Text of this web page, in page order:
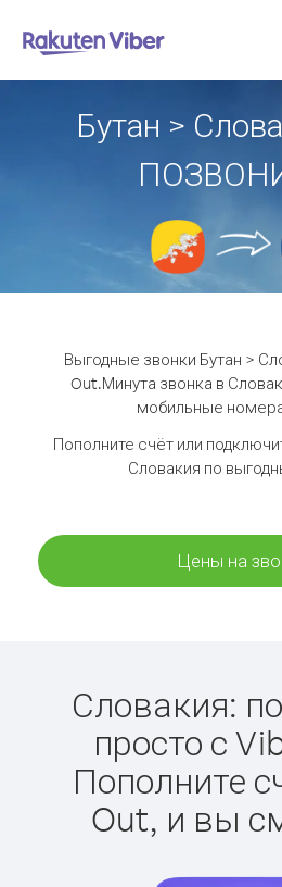
Бутан >
Выгодные звонки Бутан >
Out.Минута звонка в
мобильные
Пополните счёт или
Словакия по
Цены на
Словакия:
просто с
Пополните
Out, и вы